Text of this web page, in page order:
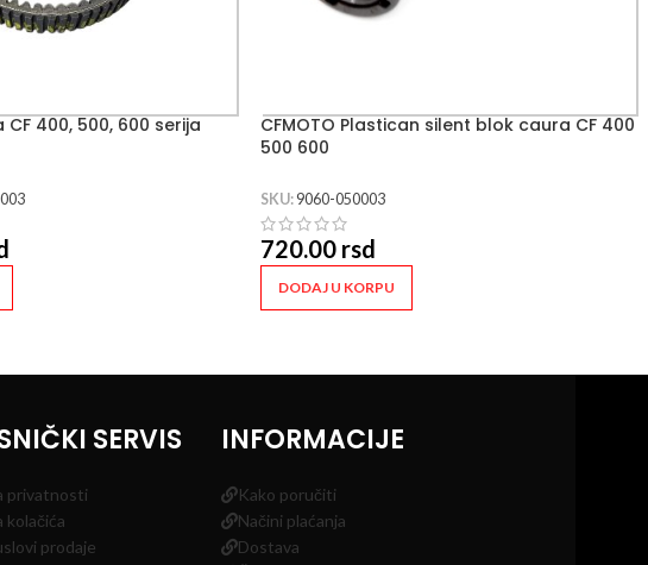
CF 400, 500, 600 serija
CFMOTO Plastican silent blok caura CF 400
500 600
SKU: 9060-050003
720.00 rsd
DODAJ U KORPU
SERVIS
privatnosti
kolačića
prodaje
INFORMACIJE
Kako poručiti
Načini plaćanja
Dostava